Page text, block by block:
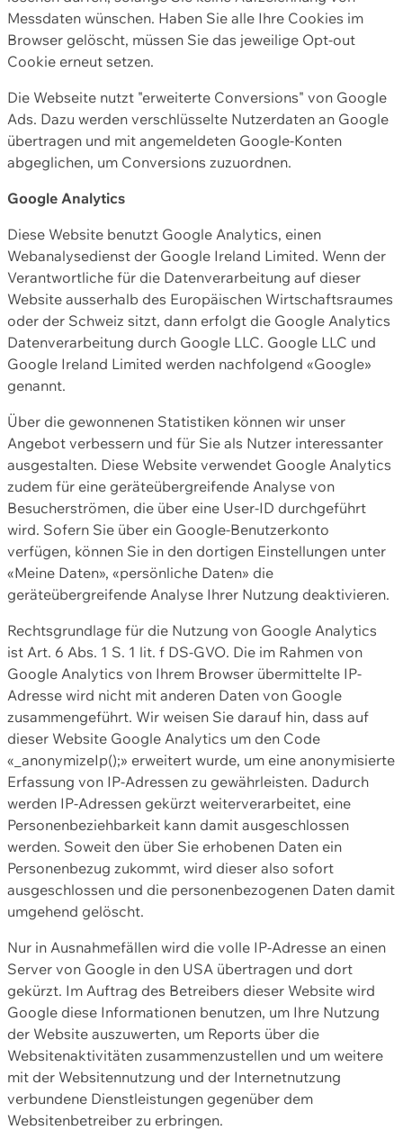
Messdaten wünschen. Haben Sie alle Ihre Cookies im
Browser gelöscht, müssen Sie das jeweilige Opt-out
Cookie erneut setzen.
Die Webseite nutzt "erweiterte Conversions" von Google
Ads. Dazu werden verschlüsselte Nutzerdaten an Google
übertragen und mit angemeldeten Google-Konten
abgeglichen, um Conversions zuzuordnen.
Google Analytics
Diese Website benutzt Google Analytics, einen
Webanalysedienst der Google Ireland Limited. Wenn der
Verantwortliche für die Datenverarbeitung auf dieser
Website ausserhalb des Europäischen Wirtschaftsraumes
oder der Schweiz sitzt, dann erfolgt die Google Analytics
Datenverarbeitung durch Google LLC. Google LLC und
Google Ireland Limited werden nachfolgend «Google»
genannt.
Über die gewonnenen Statistiken können wir unser
Angebot verbessern und für Sie als Nutzer interessanter
ausgestalten. Diese Website verwendet Google Analytics
zudem für eine geräteübergreifende Analyse von
Besucherströmen, die über eine User-ID durchgeführt
wird. Sofern Sie über ein Google-Benutzerkonto
verfügen, können Sie in den dortigen Einstellungen unter
«Meine Daten», «persönliche Daten» die
geräteübergreifende Analyse Ihrer Nutzung deaktivieren.
Rechtsgrundlage für die Nutzung von Google Analytics
ist Art. 6 Abs. 1 S. 1 lit. f DS-GVO. Die im Rahmen von
Google Analytics von Ihrem Browser übermittelte IP-
Adresse wird nicht mit anderen Daten von Google
zusammengeführt. Wir weisen Sie darauf hin, dass auf
dieser Website Google Analytics um den Code
«_anonymizeIp();» erweitert wurde, um eine anonymisierte
Erfassung von IP-Adressen zu gewährleisten. Dadurch
werden IP-Adressen gekürzt weiterverarbeitet, eine
Personenbeziehbarkeit kann damit ausgeschlossen
werden. Soweit den über Sie erhobenen Daten ein
Personenbezug zukommt, wird dieser also sofort
ausgeschlossen und die personenbezogenen Daten damit
umgehend gelöscht.
Nur in Ausnahmefällen wird die volle IP-Adresse an einen
Server von Google in den USA übertragen und dort
gekürzt. Im Auftrag des Betreibers dieser Website wird
Google diese Informationen benutzen, um Ihre Nutzung
der Website auszuwerten, um Reports über die
Websitenaktivitäten zusammenzustellen und um weitere
mit der Websitennutzung und der Internetnutzung
verbundene Dienstleistungen gegenüber dem
Websitenbetreiber zu erbringen.